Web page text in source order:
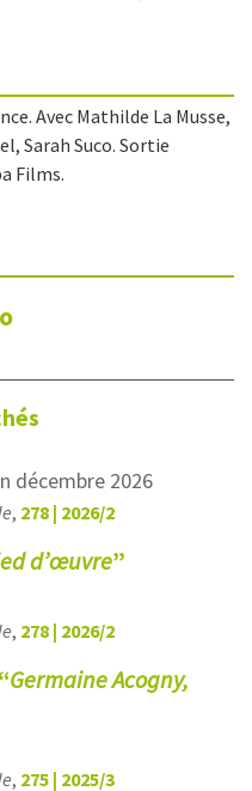
Avec Mathilde La Musse,
Sarah Suco. Sortie
Films.
décembre 2026
, 278 | 2026/2
d’œuvre”
, 278 | 2026/2
Germaine Acogny,
, 275 | 2025/3